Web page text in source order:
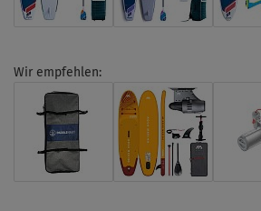
Wir empfehlen: